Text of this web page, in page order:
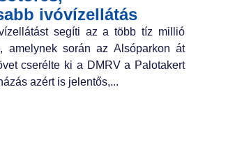
ivóvízellátás
segíti az a több tíz millió
amelynek során az Alsóparkon át
cserélte ki a DMRV a Palotakert
azért is jelentős,...